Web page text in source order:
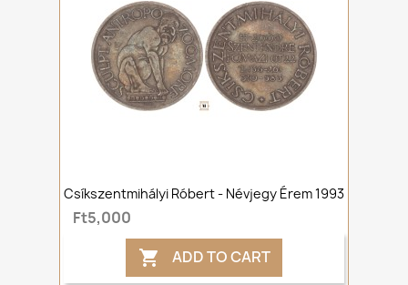
Csíkszentmihályi Róbert - Névjegy Érem 1993
Ft5,000
 ADD TO CART